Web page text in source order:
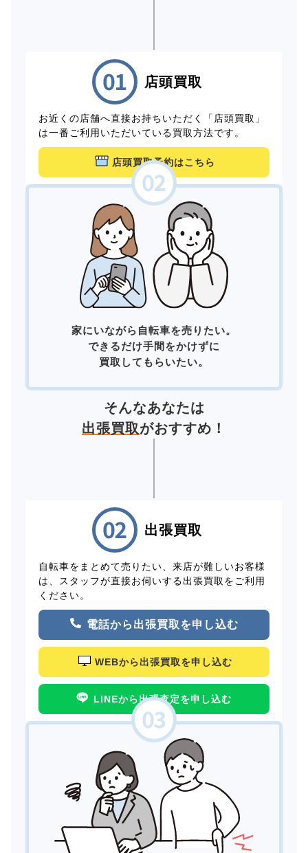
店頭買取
お近くの店舗へ直接お持ちいただく「店頭買取」
は一番ご利用いただいている買取方法です。
店頭買取予約はこちら
家にいながら自転車を売りたい。
できるだけ手間をかけずに
買取してもらいたい。
そんなあなたは
出張買取がおすすめ！
出張買取
自転車をまとめて売りたい、来店が難しいお客様
は、スタッフが直接お伺いする出張買取をご利用
ください。
電話から出張買取を申し込む
WEBから出張買取を申し込む
LINEから出張査定を申し込む